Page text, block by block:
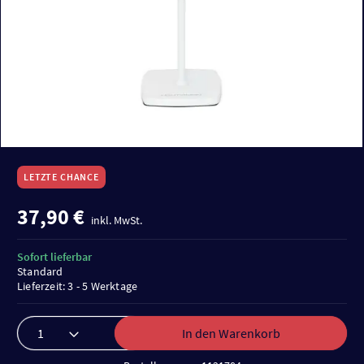
LETZTE CHANCE
37,90 € inkl. MwSt.
In den Warenkorb
Sofort lieferbar
Standard
Lieferzeit: 3 - 5 Werktage